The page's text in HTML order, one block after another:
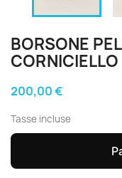
BORSONE
CORNICIELLO
200,00 €
Tasse incluse